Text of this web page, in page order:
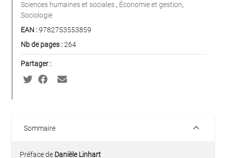
Sciences humaines et sociales., Économie et gestion,
Sociologie
EAN :9782753553859
Nb de pages :264
Partager :
Sommaire keyboard_arrow_down
Préface de Danièle Linhart